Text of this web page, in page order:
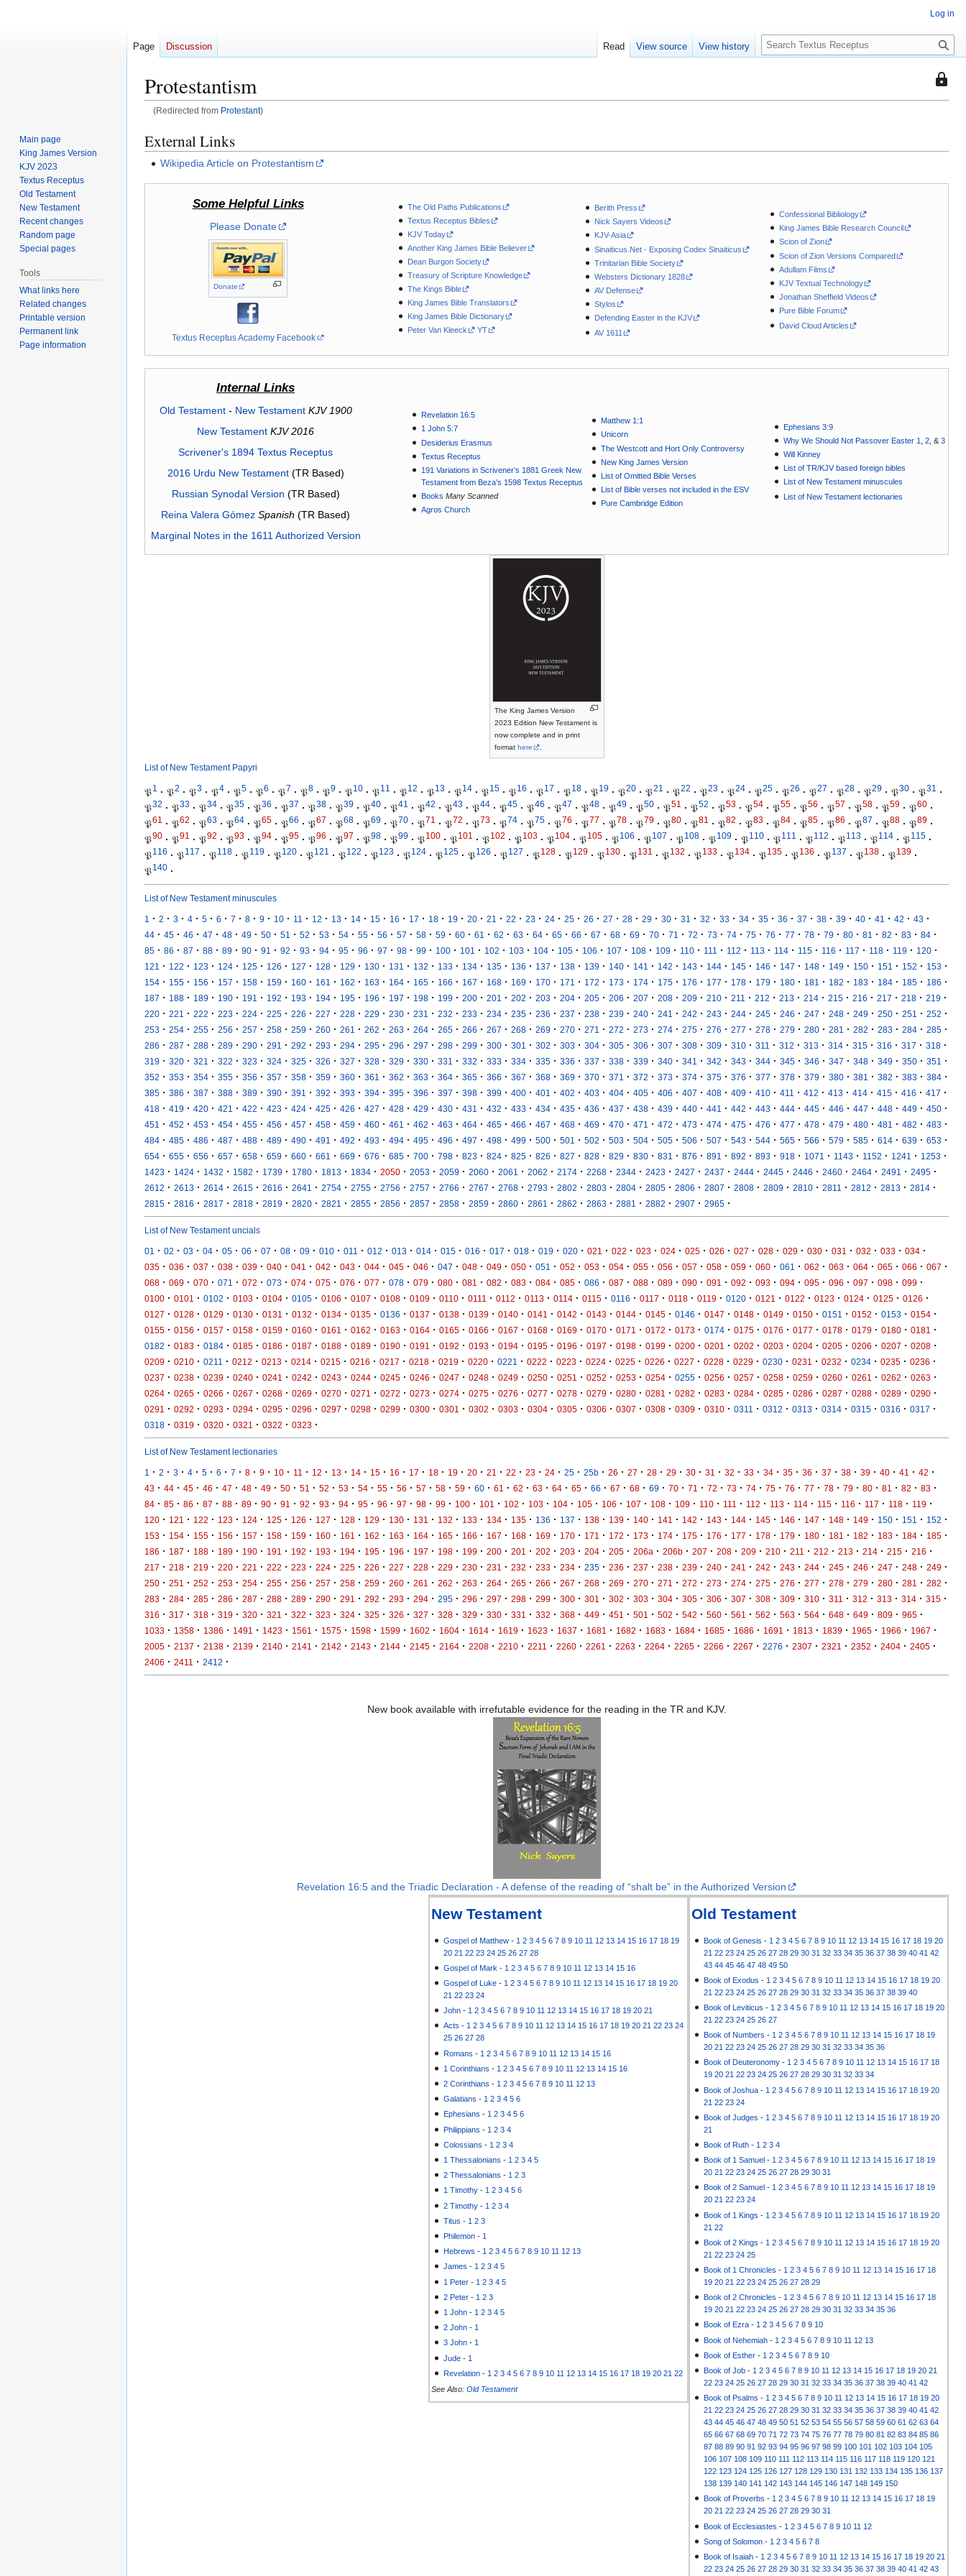
This
Protestantism
(Redirected from Protestant)
Jump
to
navigation
Jump
to
search
External Links
Wikipedia Article on Protestantism
Some Helpful Links
Please Donate
Donate
Textus Receptus Academy Facebook
The Old Paths Publications
Textus Receptus Bibles
KJV Today
Another King James Bible Believer
Dean Burgon Society
Treasury of Scripture Knowledge
The Kings Bible
King James Bible Translators
King James Bible Dictionary
Peter Van Kleeck
YT
Berith Press
Nick Sayers Videos
KJV-Asia
Sinaiticus.Net - Exposing Codex Sinaiticus
Trinitarian Bible Society
Websters Dictionary 1828
AV Defense
Stylos
Defending Easter in the KJV
AV 1611
Confessional Bibliology
King James Bible Research Council
Scion of Zion
Scion of Zion Versions Compared
Adullam Films
KJV Textual Technology
Jonathan Sheffield Videos
Pure Bible Forum
David Cloud Articles
Internal Links
Old Testament- New Testament KJV 1900
New Testament KJV 2016
Scrivener's 1894 Textus Receptus
2016 Urdu New Testament(TR Based)
Russian Synodal Version (TR Based)
Reina Valera Gómez Spanish (TR Based)
Marginal Notes in the 1611 Authorized Version
Revelation 16:5
1 John 5:7
Desiderius Erasmus
Textus Receptus
191 Variations in Scrivener’s 1881 Greek New
Testament from Beza's 1598 Textus Receptus
Books Many Scanned
Agros Church
Matthew 1:1
Unicorn
The Westcott and Hort Only Controversy
New King James Version
List of Omitted Bible Verses
List of Bible verses not included in the ESV
Pure Cambridge Edition
Ephesians 3:9
Why We Should Not Passover Easter 1
,2 , &3
Will Kinney
List of TR/KJV based foreign bibles
List of New Testament minuscules
List of New Testament lectionaries
The King James Version
2023 Edition New Testament is
now complete and in print
format here .
List of New Testament Papyri
𝔓1 · 𝔓2 · 𝔓3 · 𝔓4 · 𝔓5 · 𝔓6 · 𝔓7 · 𝔓8 · 𝔓9 · 𝔓10 · 𝔓11 · 𝔓12 · 𝔓13 · 𝔓14 · 𝔓15 · 𝔓16 · 𝔓17 · 𝔓18 · 𝔓19 · 𝔓20 · 𝔓21 · 𝔓22 · 𝔓23 · 𝔓24 · 𝔓25 · 𝔓26 · 𝔓27 · 𝔓28 · 𝔓29 · 𝔓30 · 𝔓31
·
𝔓32 · 𝔓33 · 𝔓34 · 𝔓35 · 𝔓36 · 𝔓37 · 𝔓38 · 𝔓39 · 𝔓40 · 𝔓41 · 𝔓42 · 𝔓43 · 𝔓44 · 𝔓45 · 𝔓46 · 𝔓47 · 𝔓48 · 𝔓49 · 𝔓50 · 𝔓51 · 𝔓52 · 𝔓53 · 𝔓54 · 𝔓55 · 𝔓56 · 𝔓57 · 𝔓58 · 𝔓59 · 𝔓60 ·
𝔓61 · 𝔓62 · 𝔓63 · 𝔓64 · 𝔓65 · 𝔓66 · 𝔓67 · 𝔓68 · 𝔓69 · 𝔓70 · 𝔓71 · 𝔓72 · 𝔓73 · 𝔓74 · 𝔓75 · 𝔓76 · 𝔓77 · 𝔓78 · 𝔓79 · 𝔓80 · 𝔓81 · 𝔓82 · 𝔓83 · 𝔓84 · 𝔓85 · 𝔓86 · 𝔓87 · 𝔓88 · 𝔓89 ·
𝔓90 · 𝔓91 · 𝔓92 · 𝔓93 · 𝔓94 · 𝔓95 · 𝔓96 · 𝔓97 · 𝔓98 · 𝔓99 · 𝔓100 · 𝔓101 · 𝔓102 · 𝔓103 · 𝔓104 · 𝔓105 · 𝔓106 · 𝔓107 · 𝔓108 · 𝔓109 · 𝔓110 · 𝔓111 · 𝔓112 · 𝔓113 · 𝔓114 · 𝔓115 ·
𝔓116 · 𝔓117 · 𝔓118 · 𝔓119 · 𝔓120 · 𝔓121 · 𝔓122 · 𝔓123 · 𝔓124 · 𝔓125 · 𝔓126 · 𝔓127 · 𝔓128 · 𝔓129 · 𝔓130 · 𝔓131 · 𝔓132 · 𝔓133 · 𝔓134 · 𝔓135 · 𝔓136 · 𝔓137 · 𝔓138 · 𝔓139 ·
𝔓140 ·
List of New Testament minuscules
1 · 2 · 3 · 4 · 5 · 6 · 7 · 8 · 9 · 10 · 11 · 12 · 13 · 14 · 15 · 16 · 17 · 18 · 19 · 20 · 21 · 22 · 23 · 24 · 25 · 26 · 27 · 28 · 29 · 30 · 31 · 32 · 33 · 34 · 35 · 36 · 37 · 38 · 39 · 40 · 41 · 42 · 43 ·
44 · 45 · 46 · 47 · 48 · 49 · 50 · 51 · 52 · 53 · 54 · 55 · 56 · 57 · 58 · 59 · 60 · 61 · 62 · 63 · 64 · 65 · 66 · 67 · 68 · 69 · 70 · 71 · 72 · 73 · 74 · 75 · 76 · 77 · 78 · 79 · 80 · 81 · 82 · 83 · 84 ·
85 · 86 · 87 · 88 · 89 · 90 · 91 · 92 · 93 · 94 · 95 · 96 · 97 · 98 · 99 · 100 · 101 · 102 · 103 · 104 · 105 · 106 · 107 · 108 · 109 · 110 · 111 · 112 · 113 · 114 · 115 · 116 · 117 · 118 · 119 · 120 ·
121 · 122 · 123 · 124 · 125 · 126 · 127 · 128 · 129 · 130 · 131 · 132 · 133 · 134 · 135 · 136 · 137 · 138 · 139 · 140 · 141 · 142 · 143 · 144 · 145 · 146 · 147 · 148 · 149 · 150 · 151 · 152 · 153 ·
154 · 155 · 156 · 157 · 158 · 159 · 160 · 161 · 162 · 163 · 164 · 165 · 166 · 167 · 168 · 169 · 170 · 171 · 172 · 173 · 174 · 175 · 176 · 177 · 178 · 179 · 180 · 181 · 182 · 183 · 184 · 185 · 186 ·
187 · 188 · 189 · 190 · 191 · 192 · 193 · 194 · 195 · 196 · 197 · 198 · 199 · 200 · 201 · 202 · 203 · 204 · 205 · 206 · 207 · 208 · 209 · 210 · 211 · 212 · 213 · 214 · 215 · 216 · 217 · 218 · 219 ·
220 · 221 · 222 · 223 · 224 · 225 · 226 · 227 · 228 · 229 · 230 · 231 · 232 · 233 · 234 · 235 · 236 · 237 · 238 · 239 · 240 · 241 · 242 · 243 · 244 · 245 · 246 · 247 · 248 · 249 · 250 · 251 · 252 ·
253 · 254 · 255 · 256 · 257 · 258 · 259 · 260 · 261 · 262 · 263 · 264 · 265 · 266 · 267 · 268 · 269 · 270 · 271 · 272 · 273 · 274 · 275 · 276 · 277 · 278 · 279 · 280 · 281 · 282 · 283 · 284 · 285 ·
286 · 287 · 288 · 289 · 290 · 291 · 292 · 293 · 294 · 295 · 296 · 297 · 298 · 299 · 300 · 301 · 302 · 303 · 304 · 305 · 306 · 307 · 308 · 309 · 310 · 311 · 312 · 313 · 314 · 315 · 316 · 317 · 318 ·
319 · 320 · 321 · 322 · 323 · 324 · 325 · 326 · 327 · 328 · 329 · 330 · 331 · 332 · 333 · 334 · 335 · 336 · 337 · 338 · 339 · 340 · 341 · 342 · 343 · 344 · 345 · 346 · 347 · 348 · 349 · 350 · 351 ·
352 · 353 · 354 · 355 · 356 · 357 · 358 · 359 · 360 · 361 · 362 · 363 · 364 · 365 · 366 · 367 · 368 · 369 · 370 · 371 · 372 · 373 · 374 · 375 · 376 · 377 · 378 · 379 · 380 · 381 · 382 · 383 · 384 ·
385 · 386 · 387 · 388 · 389 · 390 · 391 · 392 · 393 · 394 · 395 · 396 · 397 · 398 · 399 · 400 · 401 · 402 · 403 · 404 · 405 · 406 · 407 · 408 · 409 · 410 · 411 · 412 · 413 · 414 · 415 · 416 · 417 ·
418 · 419 · 420 · 421 · 422 · 423 · 424 · 425 · 426 · 427 · 428 · 429 · 430 · 431 · 432 · 433 · 434 · 435 · 436 · 437 · 438 · 439 · 440 · 441 · 442 · 443 · 444 · 445 · 446 · 447 · 448 · 449 · 450 ·
451 · 452 · 453 · 454 · 455 · 456 · 457 · 458 · 459 · 460 · 461 · 462 · 463 · 464 · 465 · 466 · 467 · 468 · 469 · 470 · 471 · 472 · 473 · 474 · 475 · 476 · 477 · 478 · 479 · 480 · 481 · 482 · 483 ·
484 · 485 · 486 · 487 · 488 · 489 · 490 · 491 · 492 · 493 · 494 · 495 · 496 · 497 · 498 · 499 · 500 · 501 · 502 · 503 · 504 · 505 · 506 · 507 · 543 · 544 · 565 · 566 · 579 · 585 · 614 · 639 · 653 ·
654 · 655 · 656 · 657 · 658 · 659 · 660 · 661 · 669 · 676 · 685 · 700 · 798 · 823 · 824 · 825 · 826 · 827 · 828 · 829 · 830 · 831 · 876 · 891 · 892 · 893 · 918 · 1071 · 1143 · 1152 · 1241 · 1253 ·
1423 · 1424 · 1432 · 1582 · 1739 · 1780 · 1813 · 1834 · 2050 · 2053 · 2059 · 2060 · 2061 · 2062 · 2174 · 2268 · 2344 · 2423 · 2427 · 2437 · 2444 · 2445 · 2446 · 2460 · 2464 · 2491 · 2495 ·
2612 · 2613 · 2614 · 2615 · 2616 · 2641 · 2754 · 2755 · 2756 · 2757 · 2766 · 2767 · 2768 · 2793 · 2802 · 2803 · 2804 · 2805 · 2806 · 2807 · 2808 · 2809 · 2810 · 2811 · 2812 · 2813 · 2814 ·
2815 · 2816 · 2817 · 2818 · 2819 · 2820 · 2821 · 2855 · 2856 · 2857 · 2858 · 2859 · 2860 · 2861 · 2862 · 2863 · 2881 · 2882 · 2907 · 2965 ·
List of New Testament uncials
01 · 02 · 03 · 04 · 05 · 06 · 07 · 08 · 09 · 010 · 011 · 012 · 013 · 014 · 015 · 016 · 017 · 018 · 019 · 020 · 021 · 022 · 023 · 024 · 025 · 026 · 027 · 028 · 029 · 030 · 031 · 032 · 033 · 034 ·
035 · 036 · 037 · 038 · 039 · 040 · 041 · 042 · 043 · 044 · 045 · 046 · 047 · 048 · 049 · 050 · 051 · 052 · 053 · 054 · 055 · 056 · 057 · 058 · 059 · 060 · 061 · 062 · 063 · 064 · 065 · 066 · 067 ·
068 · 069 · 070 · 071 · 072 · 073 · 074 · 075 · 076 · 077 · 078 · 079 · 080 · 081 · 082 · 083 · 084 · 085 · 086 · 087 · 088 · 089 · 090 · 091 · 092 · 093 · 094 · 095 · 096 · 097 · 098 · 099 ·
0100 · 0101 · 0102 · 0103 · 0104 · 0105 · 0106 · 0107 · 0108 · 0109 · 0110 · 0111 · 0112 · 0113 · 0114 · 0115 · 0116 · 0117 · 0118 · 0119 · 0120 · 0121 · 0122 · 0123 · 0124 · 0125 · 0126 ·
0127 · 0128 · 0129 · 0130 · 0131 · 0132 · 0134 · 0135 · 0136 · 0137 · 0138 · 0139 · 0140 · 0141 · 0142 · 0143 · 0144 · 0145 · 0146 · 0147 · 0148 · 0149 · 0150 · 0151 · 0152 · 0153 · 0154 ·
0155 · 0156 · 0157 · 0158 · 0159 · 0160 · 0161 · 0162 · 0163 · 0164 · 0165 · 0166 · 0167 · 0168 · 0169 · 0170 · 0171 · 0172 · 0173 · 0174 · 0175 · 0176 · 0177 · 0178 · 0179 · 0180 · 0181 ·
0182 · 0183 · 0184 · 0185 · 0186 · 0187 · 0188 · 0189 · 0190 · 0191 · 0192 · 0193 · 0194 · 0195 · 0196 · 0197 · 0198 · 0199 · 0200 · 0201 · 0202 · 0203 · 0204 · 0205 · 0206 · 0207 · 0208 ·
0209 · 0210 · 0211 · 0212 · 0213 · 0214 · 0215 · 0216 · 0217 · 0218 · 0219 · 0220 · 0221 · 0222 · 0223 · 0224 · 0225 · 0226 · 0227 · 0228 · 0229 · 0230 · 0231 · 0232 · 0234 · 0235 · 0236 ·
0237 · 0238 · 0239 · 0240 · 0241 · 0242 · 0243 · 0244 · 0245 · 0246 · 0247 · 0248 · 0249 · 0250 · 0251 · 0252 · 0253 · 0254 · 0255 · 0256 · 0257 · 0258 · 0259 · 0260 · 0261 · 0262 · 0263 ·
0264 · 0265 · 0266 · 0267 · 0268 · 0269 · 0270 · 0271 · 0272 · 0273 · 0274 · 0275 · 0276 · 0277 · 0278 · 0279 · 0280 · 0281 · 0282 · 0283 · 0284 · 0285 · 0286 · 0287 · 0288 · 0289 · 0290 ·
0291 · 0292 · 0293 · 0294 · 0295 · 0296 · 0297 · 0298 · 0299 · 0300 · 0301 · 0302 · 0303 · 0304 · 0305 · 0306 · 0307 · 0308 · 0309 · 0310 · 0311 · 0312 · 0313 · 0314 · 0315 · 0316 · 0317 ·
0318 · 0319 · 0320 · 0321 · 0322 · 0323 ·
List of New Testament lectionaries
1 · 2 · 3 · 4 · 5 · 6 · 7 · 8 · 9 · 10 · 11 · 12 · 13 · 14 · 15 · 16 · 17 · 18 · 19 · 20 · 21 · 22 · 23 · 24 · 25 · 25b · 26 · 27 · 28 · 29 · 30 · 31 · 32 · 33 · 34 · 35 · 36 · 37 · 38 · 39 · 40 · 41 · 42 ·
43 · 44 · 45 · 46 · 47 · 48 · 49 · 50 · 51 · 52 · 53 · 54 · 55 · 56 · 57 · 58 · 59 · 60 · 61 · 62 · 63 · 64 · 65 · 66 · 67 · 68 · 69 · 70 · 71 · 72 · 73 · 74 · 75 · 76 · 77 · 78 · 79 · 80 · 81 · 82 · 83 ·
84 · 85 · 86 · 87 · 88 · 89 · 90 · 91 · 92 · 93 · 94 · 95 · 96 · 97 · 98 · 99 · 100 · 101 · 102 · 103 · 104 · 105 · 106 · 107 · 108 · 109 · 110 · 111 · 112 · 113 · 114 · 115 · 116 · 117 · 118 · 119 ·
120 · 121 · 122 · 123 · 124 · 125 · 126 · 127 · 128 · 129 · 130 · 131 · 132 · 133 · 134 · 135 · 136 · 137 · 138 · 139 · 140 · 141 · 142 · 143 · 144 · 145 · 146 · 147 · 148 · 149 · 150 · 151 · 152 ·
153 · 154 · 155 · 156 · 157 · 158 · 159 · 160 · 161 · 162 · 163 · 164 · 165 · 166 · 167 · 168 · 169 · 170 · 171 · 172 · 173 · 174 · 175 · 176 · 177 · 178 · 179 · 180 · 181 · 182 · 183 · 184 · 185 ·
186 · 187 · 188 · 189 · 190 · 191 · 192 · 193 · 194 · 195 · 196 · 197 · 198 · 199 · 200 · 201 · 202 · 203 · 204 · 205 · 206a · 206b · 207 · 208 · 209 · 210 · 211 · 212 · 213 · 214 · 215 · 216 ·
217 · 218 · 219 · 220 · 221 · 222 · 223 · 224 · 225 · 226 · 227 · 228 · 229 · 230 · 231 · 232 · 233 · 234 · 235 · 236 · 237 · 238 · 239 · 240 · 241 · 242 · 243 · 244 · 245 · 246 · 247 · 248 · 249 ·
250 · 251 · 252 · 253 · 254 · 255 · 256 · 257 · 258 · 259 · 260 · 261 · 262 · 263 · 264 · 265 · 266 · 267 · 268 · 269 · 270 · 271 · 272 · 273 · 274 · 275 · 276 · 277 · 278 · 279 · 280 · 281 · 282 ·
283 · 284 · 285 · 286 · 287 · 288 · 289 · 290 · 291 · 292 · 293 · 294 · 295 · 296 · 297 · 298 · 299 · 300 · 301 · 302 · 303 · 304 · 305 · 306 · 307 · 308 · 309 · 310 · 311 · 312 · 313 · 314 · 315 ·
316 · 317 · 318 · 319 · 320 · 321 · 322 · 323 · 324 · 325 · 326 · 327 · 328 · 329 · 330 · 331 · 332 · 368 · 449 · 451 · 501 · 502 · 542 · 560 · 561 · 562 · 563 · 564 · 648 · 649 · 809 · 965 ·
1033 · 1358 · 1386 · 1491 · 1423 · 1561 · 1575 · 1598 · 1599 · 1602 · 1604 · 1614 · 1619 · 1623 · 1637 · 1681 · 1682 · 1683 · 1684 · 1685 · 1686 · 1691 · 1813 · 1839 · 1965 · 1966 · 1967 ·
2005 · 2137 · 2138 · 2139 · 2140 · 2141 · 2142 · 2143 · 2144 · 2145 · 2164 · 2208 · 2210 · 2211 · 2260 · 2261 · 2263 · 2264 · 2265 · 2266 · 2267 · 2276 · 2307 · 2321 · 2352 · 2404 · 2405 ·
2406 · 2411 · 2412 ·
New book available with irrefutable evidence for the reading in the TR and KJV.
Revelation 16:5 and the Triadic Declaration - A defense of the reading of “shalt be” in the Authorized Version
Old Testament
Book of Genesis - 1 2 3 4 5 6 7 8 9 10 11 12 13 14 15 16 17 18 19 20
21 22 23 24 25 26 27 28 29 30 31 32 33 34 35 36 37 38 39 40 41 42
43 44 45 46 47 48 49 50
Book of Exodus - 1 2 3 4 5 6 7 8 9 10 11 12 13 14 15 16 17 18 19 20
21 22 23 24 25 26 27 28 29 30 31 32 33 34 35 36 37 38 39 40
Book of Leviticus - 1 2 3 4 5 6 7 8 9 10 11 12 13 14 15 16 17 18 19 20
21 22 23 24 25 26 27
Book of Numbers - 1 2 3 4 5 6 7 8 9 10 11 12 13 14 15 16 17 18 19
20 21 22 23 24 25 26 27 28 29 30 31 32 33 34 35 36
Book of Deuteronomy - 1 2 3 4 5 6 7 8 9 10 11 12 13 14 15 16 17 18
19 20 21 22 23 24 25 26 27 28 29 30 31 32 33 34
Book of Joshua - 1 2 3 4 5 6 7 8 9 10 11 12 13 14 15 16 17 18 19 20
21 22 23 24
Book of Judges - 1 2 3 4 5 6 7 8 9 10 11 12 13 14 15 16 17 18 19 20
21
Book of Ruth - 1 2 3 4
Book of 1 Samuel - 1 2 3 4 5 6 7 8 9 10 11 12 13 14 15 16 17 18 19
20 21 22 23 24 25 26 27 28 29 30 31
Book of 2 Samuel -1 2 3 4 5 6 7 8 9 10 11 12 13 14 15 16 17 18 19
20 21 22 23 24
Book of 1 Kings - 1 2 3 4 5 6 7 8 9 10 11 12 13 14 15 16 17 18 19 20
21 22
Book of 2 Kings - 1 2 3 4 5 6 7 8 9 10 11 12 13 14 15 16 17 18 19 20
21 22 23 24 25
Book of 1 Chronicles - 1 2 3 4 5 6 7 8 9 10 11 12 13 14 15 16 17 18
19 20 21 22 23 24 25 26 27 28 29
Book of 2 Chronicles - 1 2 3 4 5 6 7 8 9 10 11 12 13 14 15 16 17 18
19 20 21 22 23 24 25 26 27 28 29 30 31 32 33 34 35 36
Book of Ezra -1 2 3 4 5 6 7 8 9 10
Book of Nehemiah - 1 2 3 4 5 6 7 8 9 10 11 12 13
Book of Esther - 1 2 3 4 5 6 7 8 9 10
Book of Job - 1 2 3 4 5 6 7 8 9 10 11 12 13 14 15 16 17 18 19 20 21
22 23 24 25 26 27 28 29 30 31 32 33 34 35 36 37 38 39 40 41 42
Book of Psalms - 1 2 3 4 5 6 7 8 9 10 11 12 13 14 15 16 17 18 19 20
21 22 23 24 25 26 27 28 29 30 31 32 33 34 35 36 37 38 39 40 41 42
43 44 45 46 47 48 49 50 51 52 53 54 55 56 57 58 59 60 61 62 63 64
65 66 67 68 69 70 71 72 73 74 75 76 77 78 79 80 81 82 83 84 85 86
87 88 89 90 91 92 93 94 95 96 97 98 99 100 101 102 103 104 105
106 107 108 109 110 111 112 113 114 115 116 117 118 119 120 121
122 123 124 125 126 127 128 129 130 131 132 133 134 135 136 137
138 139 140 141 142 143 144 145 146 147 148 149 150
Book of Proverbs -1 2 3 4 5 6 7 8 9 10 11 12 13 14 15 16 17 18 19
20 21 22 23 24 25 26 27 28 29 30 31
Book of Ecclesiastes - 1 2 3 4 5 6 7 8 9 10 11 12
Song of Solomon - 1 2 3 4 5 6 7 8
Book of Isaiah - 1 2 3 4 5 6 7 8 9 10 11 12 13 14 15 16 17 18 19 20 21
22 23 24 25 26 27 28 29 30 31 32 33 34 35 36 37 38 39 40 41 42 43
New Testament
Gospel of Matthew - 1 2 3 4 5 6 7 8 9 10 11 12 13 14 15 16 17 18 19
20 21 22 23 24 25 26 27 28
Gospel of Mark - 1 2 3 4 5 6 7 8 9 10 11 12 13 14 15 16
Gospel of Luke - 1 2 3 4 5 6 7 8 9 10 11 12 13 14 15 16 17 18 19 20
21 22 23 24
John - 1 2 3 4 5 6 7 8 9 10 11 12 13 14 15 16 17 18 19 20 21
Acts - 1 2 3 4 5 6 7 8 9 10 11 12 13 14 15 16 17 18 19 20 21 22 23 24
25 26 27 28
Romans - 1 2 3 4 5 6 7 8 9 10 11 12 13 14 15 16
1 Corinthians - 1 2 3 4 5 6 7 8 9 10 11 12 13 14 15 16
2 Corinthians - 1 2 3 4 5 6 7 8 9 10 11 12 13
Galatians - 1 2 3 4 5 6
Ephesians -1 2 3 4 5 6
Philippians - 1 2 3 4
Colossians - 1 2 3 4
1 Thessalonians - 1 2 3 4 5
2 Thessalonians - 1 2 3
1 Timothy -1 2 3 4 5 6
2 Timothy - 1 2 3 4
Titus - 1 2 3
Philemon - 1
Hebrews - 1 2 3 4 5 6 7 8 9 10 11 12 13
James -1 2 3 4 5
1 Peter - 1 2 3 4 5
2 Peter - 1 2 3
1 John - 1 2 3 4 5
2 John - 1
3 John -1
Jude - 1
Revelation - 1 2 3 4 5 6 7 8 9 10 11 12 13 14 15 16 17 18 19 20 21 22
See Also: Old Testament
Log in
Page Discussion Read View source View history
S
e
c
Main page
King James Version
KJV 2023
Textus Receptus
Old Testament
New Testament
Recent changes
Random page
Special pages
Tools
What links here
Related changes
Printable version
Permanent link
Page information